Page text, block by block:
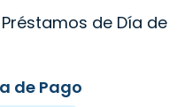
de Día de
de Pago